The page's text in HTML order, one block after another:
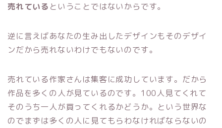
売れている ということではないからです。
逆に言えばあなたの生み出したデザインもそのデザイ
ンだから売れないわけでもないのです。
売れている作家さんは集客に成功しています。だから
作品を多くの人が見ているのです。100人見てくれて
そのうち一人が買ってくれるかどうか。という世界な
のでまずは多くの人に見てもらわなければならないの